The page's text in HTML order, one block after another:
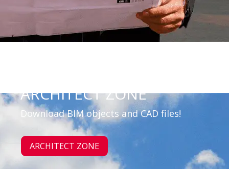
ARCHITECT ZONE
Download BIM objects and CAD files!
ARCHITECT ZONE